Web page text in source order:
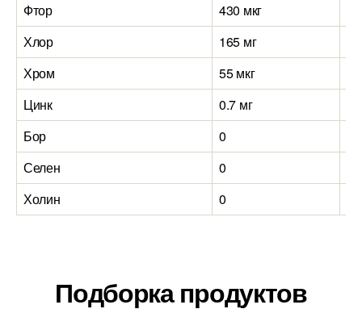
Фтор
430 мкг
Хлор
165 мг
Хром
55 мкг
Цинк
0.7 мг
Бор
0
Селен
0
Холин
0
Подборка продуктов